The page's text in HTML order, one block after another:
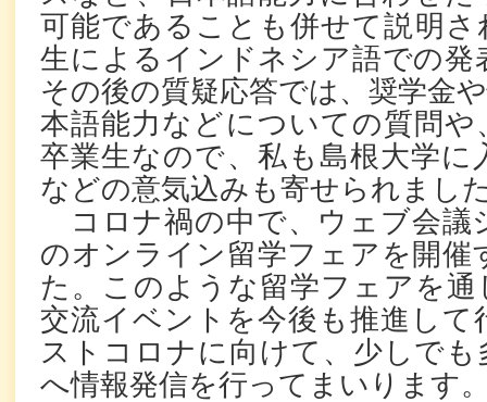
可能であることも併せて説明さ
生によるインドネシア語での発
その後の質疑応答では、奨学金
本語能力などについての質問や
卒業生なので、私も島根大学に
などの意気込みも寄せられまし
コロナ禍の中で、ウェブ会議
のオンライン留学フェアを開催
た。このような留学フェアを通
交流イベントを今後も推進して
ストコロナに向けて、少しでも
へ情報発信を行ってまいります